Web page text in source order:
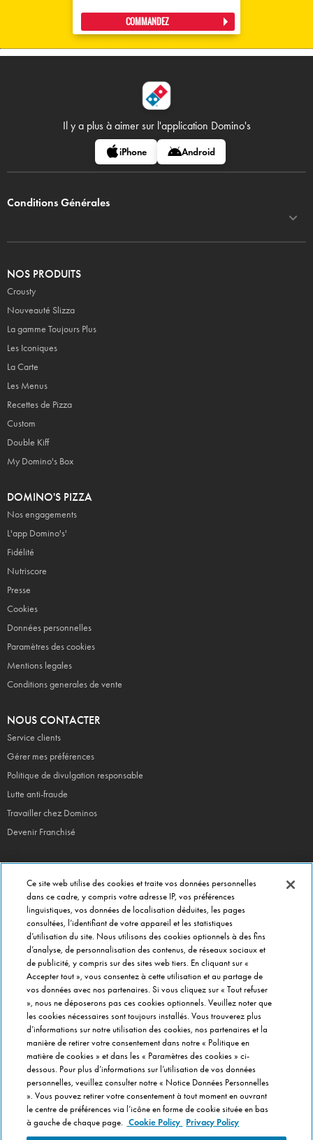
COMMANDEZ
Il y a plus à aimer sur l'application Domino's
iPhone Android
Conditions Générales
NOS PRODUITS
Crousty
Nouveauté Slizza
La gamme Toujours Plus
Les Iconiques
La Carte
Les Menus
Recettes de Pizza
Custom
Double Kiff
My Domino's Box
DOMINO'S PIZZA
Nos engagements
L'app Domino's'
Fidélité
Nutriscore
Presse
Cookies
Données personnelles
Paramètres des cookies
Mentions legales
Conditions generales de vente
NOUS CONTACTER
Service clients
Gérer mes préférences
Politique de divulgation responsable
Lutte anti-fraude
Travailler chez Dominos
Devenir Franchisé
EN CE MOMENT
Bouchées Doubles
Jours Fous
Domino's x Oasis x Spiderman
Nos opérations locales
PRÈS DE CHEZ VOUS
Pizzas Paris
Pizzas Lyon
Pizzas Marseille
Pizzas Lille
Pizzas Nantes
Ce site web utilise des cookies et traite vos données personnelles
dans ce cadre, y compris votre adresse IP, vos préférences
linguistiques, vos données de localisation déduites, les pages
consultées, l’identifiant de votre appareil et les statistiques
d’utilisation du site. Nous utilisons des cookies optionnels à des fins
d’analyse, de personnalisation des contenus, de réseaux sociaux et
de publicité, y compris sur des sites web tiers. En cliquant sur «
Accepter tout », vous consentez à cette utilisation et au partage de
vos données avec nos partenaires. Si vous cliquez sur « Tout refuser
», nous ne déposerons pas ces cookies optionnels. Veuillez noter que
les cookies nécessaires sont toujours installés. Vous trouverez plus
d’informations sur notre utilisation des cookies, nos partenaires et la
manière de retirer votre consentement dans notre « Politique en
matière de cookies » et dans les « Paramètres des cookies » ci-
dessous. Pour plus d’informations sur l’utilisation de vos données
personnelles, veuillez consulter notre « Notice Données Personnelles
». Vous pouvez retirer votre consentement à tout moment en ouvrant
le centre de préférences via l’icône en forme de cookie située en bas
à gauche de chaque page. Cookie Policy Privacy Policy